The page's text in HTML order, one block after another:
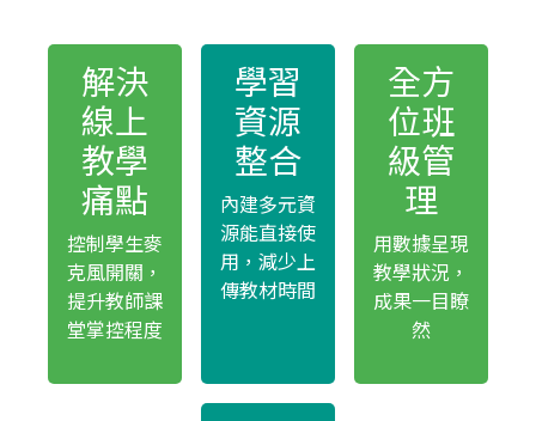
解決
線上
教學
痛點
控制學生麥
克風開關，
提升教師課
堂掌控程度
學習
資源
整合
內建多元資
源能直接使
用，減少上
傳教材時間
全方
位班
級管
理
用數據呈現
教學狀況，
成果一目瞭
然